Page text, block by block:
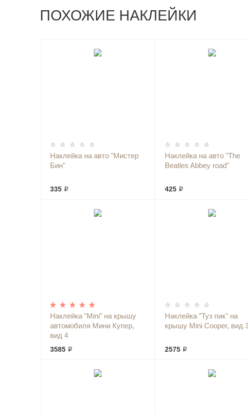
ПОХОЖИЕ НАКЛЕЙКИ
Наклейка на авто "Мистер
Бин"
335 ₽
Наклейка на авто "The
Beatles Abbey road"
425 ₽
Наклейка "Mini" на крышу
автомобиля Мини Купер,
вид 4
3585 ₽
Наклейка "Туз пик" на
крышу Mini Cooper, вид
2575 ₽